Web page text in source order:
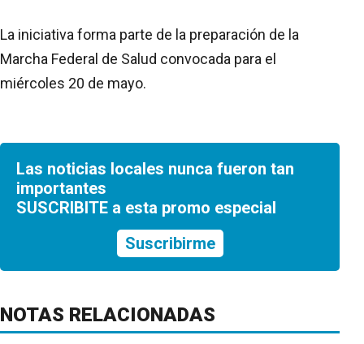
La iniciativa forma parte de la preparación de la
Marcha Federal de Salud convocada para el
miércoles 20 de mayo.
Las noticias locales nunca fueron tan
importantes
SUSCRIBITE a esta promo especial
Suscribirme
NOTAS RELACIONADAS